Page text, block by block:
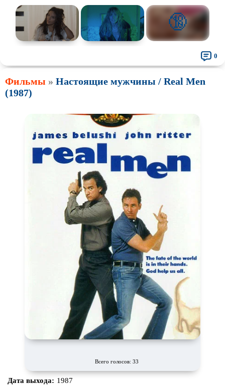
🔞
0
Фильмы » Настоящие мужчины / Real Men
(1987)
Всего голосов: 33
Дата выхода: 1987